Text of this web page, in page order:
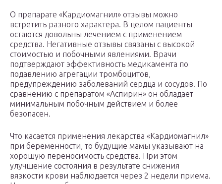
О препарате «Кардиомагнил» отзывы можно
встретить разного характера. В целом пациенты
остаются довольны лечением с применением
средства. Негативные отзывы связаны с высокой
стоимостью и побочными явлениями. Врачи
подтверждают эффективность медикамента по
подавлению агрегации тромбоцитов,
предупреждению заболеваний сердца и сосудов. По
сравнению с препаратом «Аспирин» он обладает
минимальным побочным действием и более
безопасен.
Что касается применения лекарства «Кардиомагнил»
при беременности, то будущие мамы указывают на
хорошую переносимость средства. При этом
улучшение состояния в результате снижения
вязкости крови наблюдается через 2 недели приема.